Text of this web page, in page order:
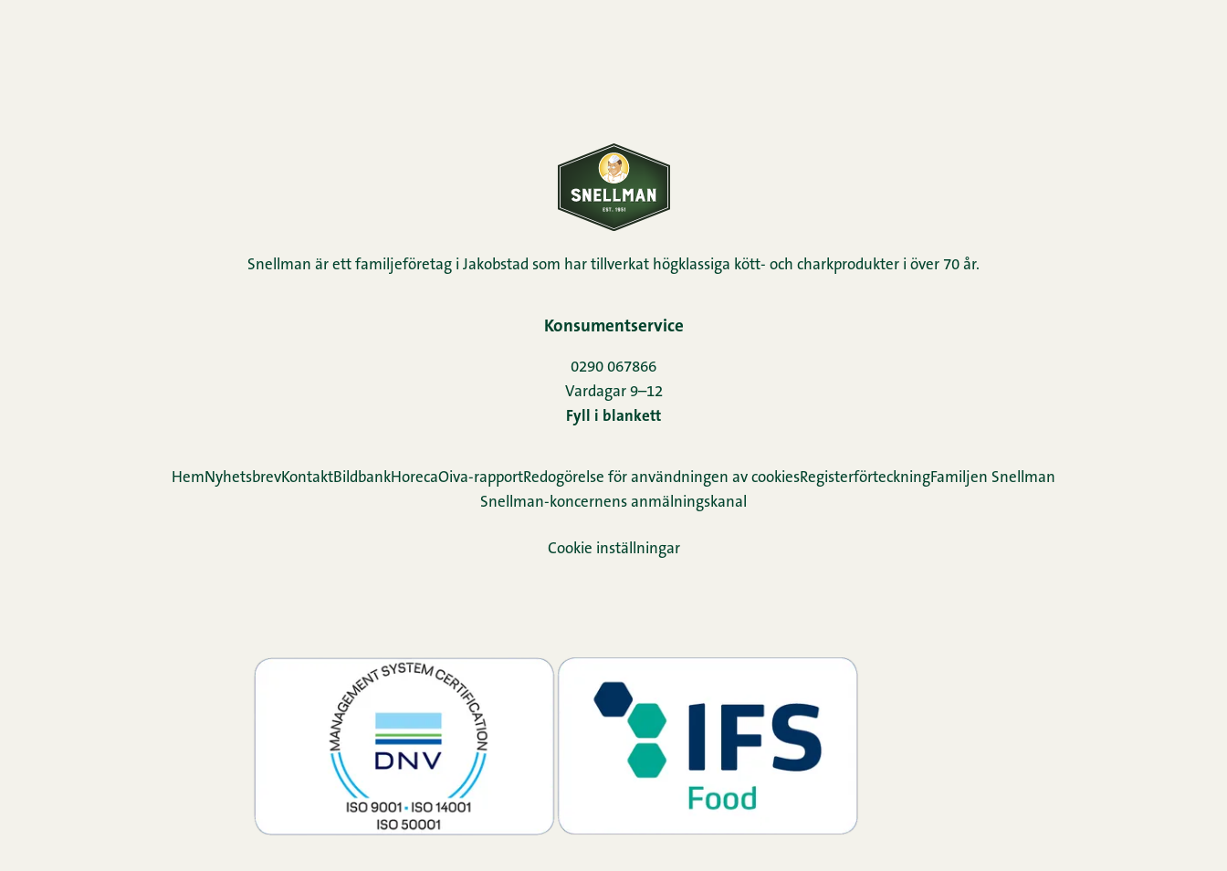
Snellman är ett familjeföretag i Jakobstad som har tillverkat högklassiga kött- och charkprodukter i över 70 år.
Konsumentservice
0290 067866
Vardagar 9–12
Fyll i blankett
HemNyhetsbrevKontaktBildbankHorecaOiva-rapportRedogörelse för användningen av cookiesRe­gis­ter­för­teck­ningFamiljen Snellman
Snellman-koncernens anmälningskanal
Cookie inställningar